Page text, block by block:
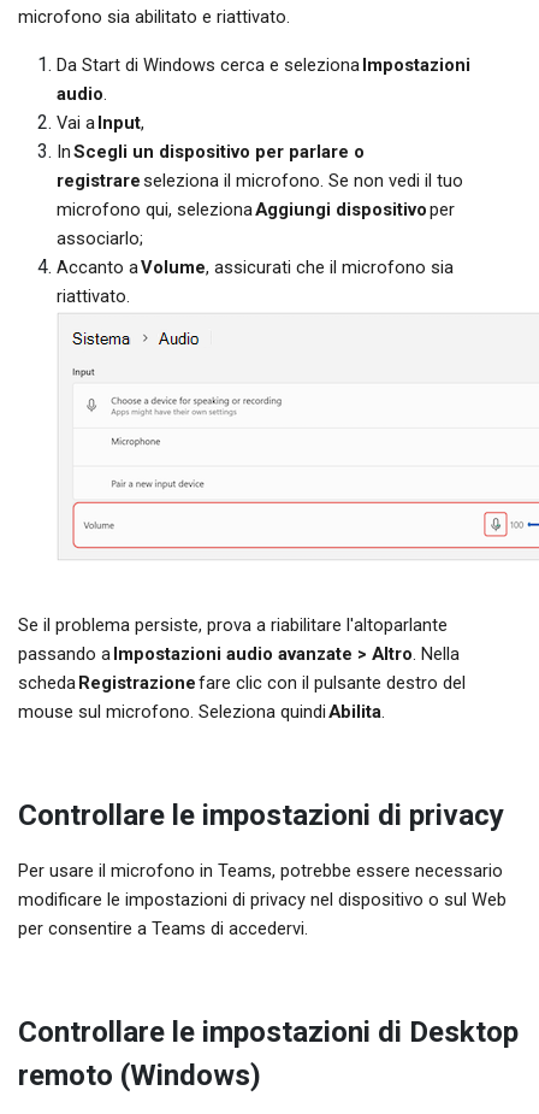
microfono sia abilitato e riattivato.
Da Start di Windows cerca e selezionaImpostazioni
audio.
Vai aInput,
InScegli un dispositivo per parlare o
registrareseleziona il microfono. Se non vedi il tuo
microfono qui, selezionaAggiungi dispositivoper
associarlo;
Accanto aVolume, assicurati che il microfono sia
riattivato.
Se il problema persiste, prova a riabilitare l'altoparlante
passando aImpostazioni audio avanzate > Altro. Nella
schedaRegistrazionefare clic con il pulsante destro del
mouse sul microfono. Seleziona quindiAbilita.
Controllare le impostazioni di privacy
Per usare il microfono in Teams, potrebbe essere necessario
modificare le impostazioni di privacy nel dispositivo o sul Web
per consentire a Teams di accedervi.
Controllare le impostazioni di Desktop
remoto (Windows)